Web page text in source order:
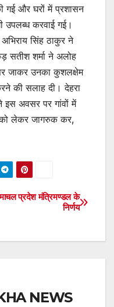
गई और घरों में प्रशासन
उपलब्ध करवाई गई।
सिंह ठाकुर ने
सतीश शर्मा ने अलोह
जाकर उनका कुशलक्षेम
की सलाह दी। देहरा
इस अवसर पर गांवों में
को लेकर जागरुक कर,
प्रदेश मंत्रिमण्डल के
निर्णय
NEWS